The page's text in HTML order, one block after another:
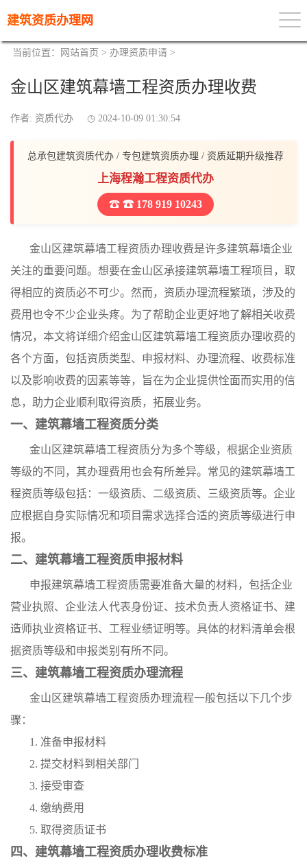
建筑资质办理网
当前位置： 网站首页 > 办理资质申请 >
金山区建筑幕墙工程资质办理收费
作者: 资质代办 2024-10-09 01:30:54
总承包建筑资质代办 / 专包建筑资质办理 / 资质延期升级推荐
上海程瀚工程资质代办
☎ 178 919 10243
金山区建筑幕墙工程资质办理收费是许多建筑幕墙企业
关注的重要问题。想要在金山区承接建筑幕墙工程项目，取
得相应的资质必不可少。然而，资质办理流程繁琐，涉及的
费用也令不少企业头疼。为了帮助企业更好地了解相关收费
情况，本文将详细介绍金山区建筑幕墙工程资质办理收费的
各个方面，包括资质类型、申报材料、办理流程、收费标准
以及影响收费的因素等等，旨在为企业提供恮面而实用的信
息，助力企业顺利取得资质，拓展业务。
一、建筑幕墙工程资质分类
金山区建筑幕墙工程资质分为多个等级，根据企业资质
等级的不同，其办理费用也会有所差异。常见的建筑幕墙工
程资质等级包括：一级资质、二级资质、三级资质等。企业
应根据自身实际情况和项目需求选择合适的资质等级进行申
报。
二、建筑幕墙工程资质申报材料
申报建筑幕墙工程资质需要准备大量的材料，包括企业
营业执照、企业法人代表身份证、技术负责人资格证书、建
造师执业资格证书、工程业绩证明等。具体的材料清单会根
据资质等级和申报类别有所不同。
三、建筑幕墙工程资质办理流程
金山区建筑幕墙工程资质办理流程一般包括以下几个步
骤：
1. 准备申报材料
2. 提交材料到相关部门
3. 接受审查
4. 缴纳费用
5. 取得资质证书
四、建筑幕墙工程资质办理收费标准